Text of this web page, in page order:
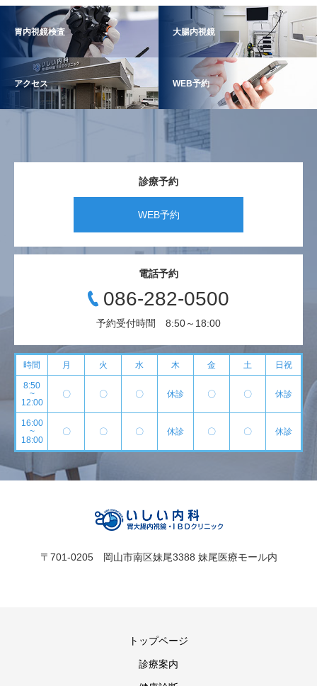
胃内視鏡検査 大腸内視鏡
アクセス WEB予約
診療予約
WEB予約
電話予約
086-282-0500
予約受付時間 8:50～18:00
時間 月 火 水 木 金 土 日祝
8:50
~
12:00
〇 〇 〇 休診 〇 〇 休診
16:00
~
18:00
〇 〇 〇 休診 〇 〇 休診
〒701-0205 岡山市南区妹尾3388 妹尾医療モール内
トップページ
診療案内